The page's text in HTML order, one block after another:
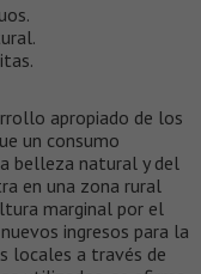
apropiado de los
un consumo
belleza natural y del
en una zona rural
marginal por el
ingresos para la
locales a través de